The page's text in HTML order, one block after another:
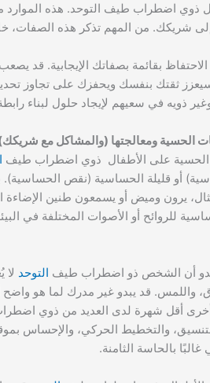
ذوي اضطراب طيف التوحد. هذه الموارد
شريكك. من المهم تذكر هذه الصفات،
بقائمة بصفاتك الإيجابية. قد
ثقتك بنفسك ويحفزك على تجاوز
ذويه في سعيهم لإيجاد حلول لبناء
الحسية على الأطفال ذوي اضطراب طيف
أو قليلة الحساسية (نقص
يرون وميض أو يسمعون طنين
للروائح أو الأصوات المختلفة في
أن الشخص ذو اضطراب طيف التوحد
واللمس. قد يبدو غير مدرك لما هو واضح
أخرى أقل شهرة لدى العديد من ذوي
والتخطيط الحركي، والإحساس
بالحاسة الثامنة.